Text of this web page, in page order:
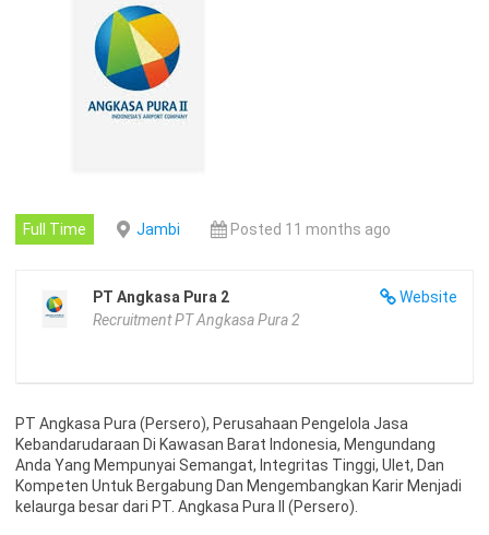
Full Time Jambi Posted 11 months ago
Website
PT Angkasa Pura 2
Recruitment PT Angkasa Pura 2
PT Angkasa Pura (Persero), Perusahaan Pengelola Jasa
Kebandarudaraan Di Kawasan Barat Indonesia, Mengundang
Anda Yang Mempunyai Semangat, Integritas Tinggi, Ulet, Dan
Kompeten Untuk Bergabung Dan Mengembangkan Karir Menjadi
kelaurga besar dari PT. Angkasa Pura II (Persero).